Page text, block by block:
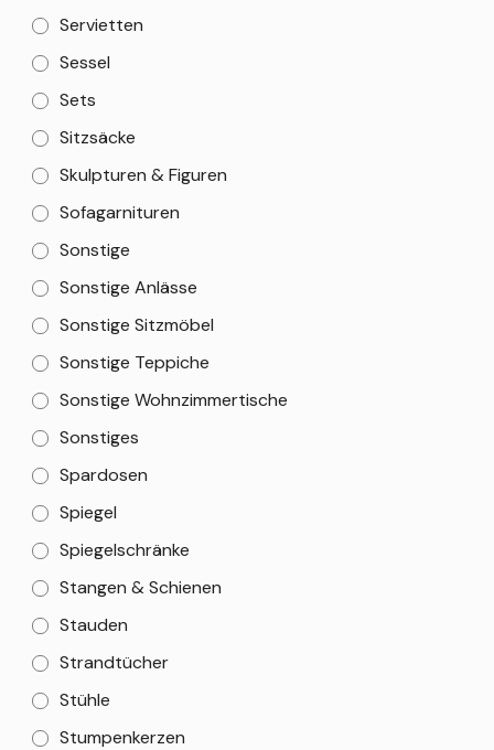
Servietten
Sessel
Sets
Sitzsäcke
Skulpturen & Figuren
Sofagarnituren
Sonstige
Sonstige Anlässe
Sonstige Sitzmöbel
Sonstige Teppiche
Sonstige Wohnzimmertische
Sonstiges
Spardosen
Spiegel
Spiegelschränke
Stangen & Schienen
Stauden
Strandtücher
Stühle
Stumpenkerzen